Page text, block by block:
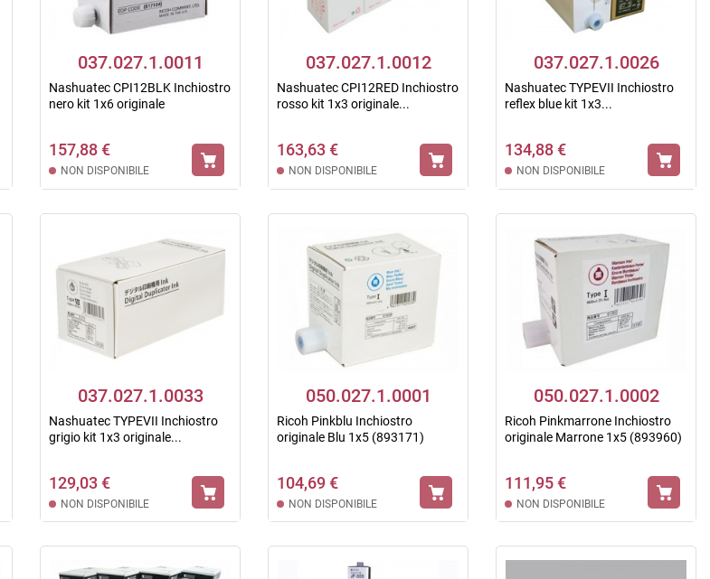
037.027.1.0011
Nashuatec CPI12BLK Inchiostro
nero kit 1x6 originale
157,88 €
NON DISPONIBILE
037.027.1.0012
Nashuatec CPI12RED Inchiostro
rosso kit 1x3 originale...
163,63 €
NON DISPONIBILE
037.027.1.0026
Nashuatec TYPEVII Inchiostro
reflex blue kit 1x3...
134,88 €
NON DISPONIBILE
037.027.1.0033
Nashuatec TYPEVII Inchiostro
grigio kit 1x3 originale...
129,03 €
NON DISPONIBILE
050.027.1.0001
Ricoh Pinkblu Inchiostro
originale Blu 1x5 (893171)
104,69 €
NON DISPONIBILE
050.027.1.0002
Ricoh Pinkmarrone Inchiostro
originale Marrone 1x5 (893960)
111,95 €
NON DISPONIBILE